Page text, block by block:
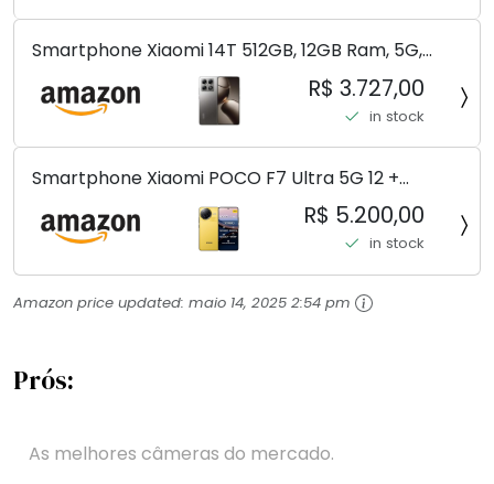
Smartphone Xiaomi 14T 512GB, 12GB Ram, 5G,
Leica, Cinza - no Brasil
R$ 3.727,00
in stock
Smartphone Xiaomi POCO F7 Ultra 5G 12 +
256GB/16+512GB Processador Snapdragon 8 Elite
Top de Linha Chip VisionBoost D7 para Jogos
Pesados Tela Flow AMOLED 2K...
R$ 5.200,00
in stock
Amazon price updated: maio 14, 2025 2:54 pm
Prós:
As melhores câmeras do mercado.